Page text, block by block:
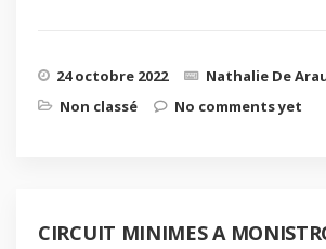
24 octobre 2022
Nathalie De
Non classé
No comments yet
CIRCUIT MINIMES A